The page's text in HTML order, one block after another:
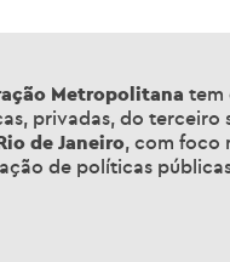
Metropolitana tem
privadas, do terceiro
de Janeiro, com foco
de políticas